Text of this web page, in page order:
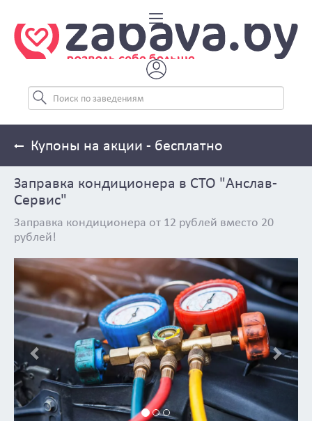
Купоны на акции - бесплатно
Заправка кондиционера в СТО "Анслав-
Сервис"
Заправка кондиционера от 12 рублей вместо 20
рублей!
Previous